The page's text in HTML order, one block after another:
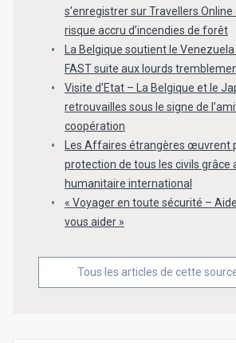
s’enregistrer sur Travellers Online
risque accru d’incendies de forêt
La Belgique soutient le
FAST suite aux lourds
Visite d’Etat – La Belgique et le
retrouvailles sous le signe de
coopération
Les Affaires étrangères œuvrent
protection de tous les civils grâce
humanitaire international
« Voyager en toute sécurité –
vous aider »
Tous les articles de cette